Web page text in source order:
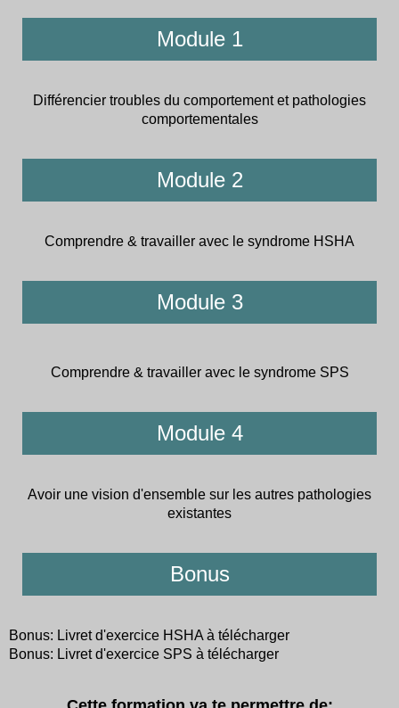
Module 1
Différencier troubles du comportement et pathologies
comportementales
Module 2
Comprendre & travailler avec le syndrome HSHA
Module 3
Comprendre & travailler avec le syndrome SPS
Module 4
Avoir une vision d'ensemble sur les autres pathologies
existantes
Bonus
Bonus: Livret d'exercice HSHA à télécharger
Bonus: Livret d'exercice SPS à télécharger